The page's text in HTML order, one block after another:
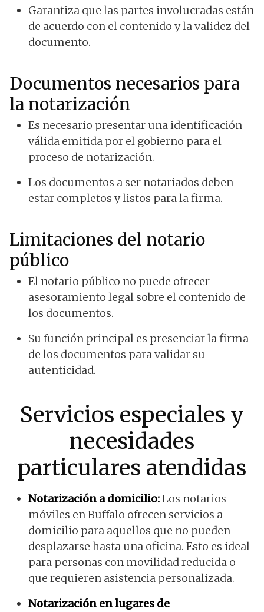
Garantiza que las partes involucradas están
de acuerdo con el contenido y la validez del
documento.
Documentos necesarios para
la notarización
Es necesario presentar una identificación
válida emitida por el gobierno para el
proceso de notarización.
Los documentos a ser notariados deben
estar completos y listos para la firma.
Limitaciones del notario
público
El notario público no puede ofrecer
asesoramiento legal sobre el contenido de
los documentos.
Su función principal es presenciar la firma
de los documentos para validar su
autenticidad.
Servicios especiales y
necesidades
particulares atendidas
Notarización a domicilio:Los notarios
móviles en Buffalo ofrecen servicios a
domicilio para aquellos que no pueden
desplazarse hasta una oficina. Esto es ideal
para personas con movilidad reducida o
que requieren asistencia personalizada.
Notarización en lugares de